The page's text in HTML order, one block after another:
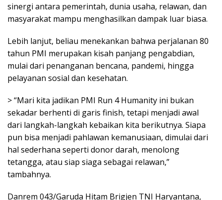
sinergi antara pemerintah, dunia usaha, relawan, dan
masyarakat mampu menghasilkan dampak luar biasa.
Lebih lanjut, beliau menekankan bahwa perjalanan 80
tahun PMI merupakan kisah panjang pengabdian,
mulai dari penanganan bencana, pandemi, hingga
pelayanan sosial dan kesehatan.
> “Mari kita jadikan PMI Run 4 Humanity ini bukan
sekadar berhenti di garis finish, tetapi menjadi awal
dari langkah-langkah kebaikan kita berikutnya. Siapa
pun bisa menjadi pahlawan kemanusiaan, dimulai dari
hal sederhana seperti donor darah, menolong
tetangga, atau siap siaga sebagai relawan,”
tambahnya.
Danrem 043/Garuda Hitam Brigjen TNI Haryantana,